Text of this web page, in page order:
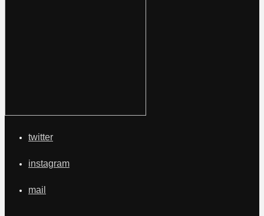
twitter
instagram
mail